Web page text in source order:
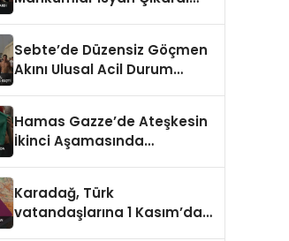
Sebte’de Düzensiz Göçmen
Akını Ulusal Acil Durum
Hamas Gazze’de Ateşkesin
İkinci Aşamasında
Karadağ, Türk
vatandaşlarına 1 Kasım’dan